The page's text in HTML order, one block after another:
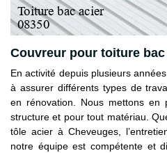
Couvreur pour toiture bac
En activité depuis plusieurs
à assurer différents types de
en rénovation. Nous mettons en
structure et pour tout matériau.
tôle acier à Cheveuges,
notre équipe est compétente et